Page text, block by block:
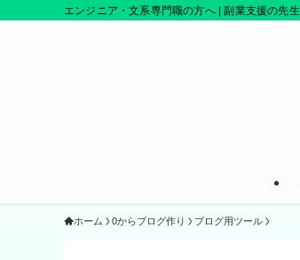
エンジニア・文系専門職の方へ | 副業支援の先生
ホーム 0からブログ作り ブログ用ツール